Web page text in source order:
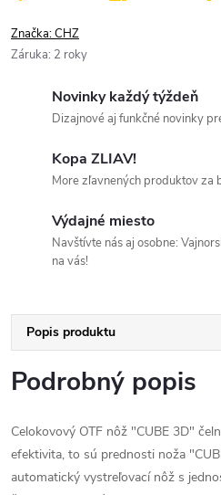
Značka:CHZ
Záruka: 2 roky
Novinky každý týždeň
Dizajnové aj funkčné novinky
Kopa ZLIAV!
More zľavnených produktov za
Výdajné miesto
Navštívte nás aj osobne:
na vás!
Popis produktu
Podrobný popis
Celokovový OTF nôž "CUBE 3D"
efektivita, to sú prednosti noža
automatický vystreľovací nôž s